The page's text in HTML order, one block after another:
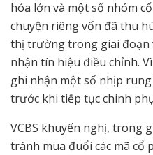
hóa lớn và một số nhóm
chuyện riêng vốn đã thu
thị trường trong giai đoạn
nhận tín hiệu điều chỉnh.
ghi nhận một số nhịp
trước khi tiếp tục chinh
VCBS khuyến nghị, trong
tránh mua đuổi các mã cổ